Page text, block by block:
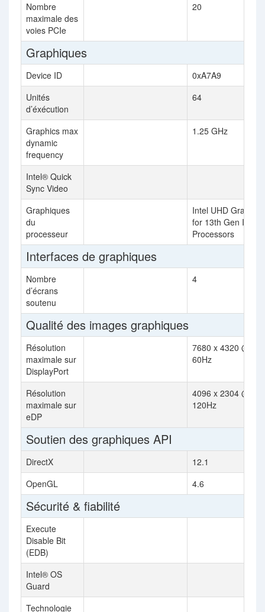
Nombre
maximale des
voies PCIe
20
Graphiques
Device ID
0xA7A9
Unités
d’éxécution
64
Graphics max
dynamic
frequency
1.25 GHz
Intel® Quick
Sync Video
Graphiques
du
processeur
Intel UHD Graphics
for 13th Gen Intel
Processors
Interfaces de graphiques
Nombre
d’écrans
soutenu
4
Qualité des images graphiques
Résolution
maximale sur
DisplayPort
7680 x 4320 @
60Hz
Résolution
maximale sur
eDP
4096 x 2304 @
120Hz
Soutien des graphiques API
DirectX
12.1
OpenGL
4.6
Sécurité & fiabilité
Execute
Disable Bit
(EDB)
Intel® OS
Guard
Technologie